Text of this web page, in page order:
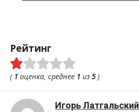
Рейтинг
( 1 оценка, среднее 1 из 5)
Игорь Латгальский